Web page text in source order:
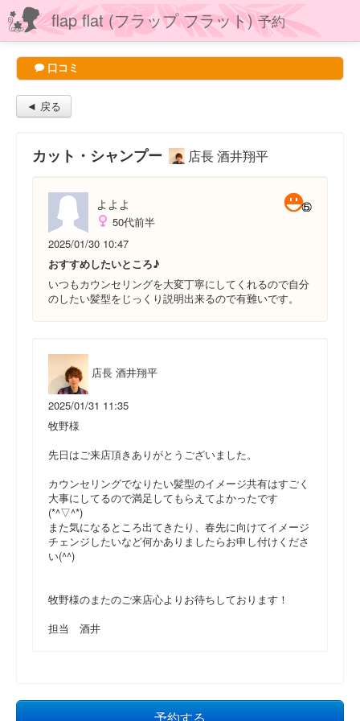
flap flat (フラップ フラット)予約
口コミ
◄ 戻る
カット・シャンプー 店長 酒井翔平
よよよ
50代前半
2025/01/30 10:47
おすすめしたいところ♪
いつもカウンセリングを大変丁寧にしてくれるので自分
のしたい髪型をじっくり説明出来るので有難いです。
店長 酒井翔平
2025/01/31 11:35
牧野様
先日はご来店頂きありがとうございました。
カウンセリングでなりたい髪型のイメージ共有はすごく
大事にしてるので満足してもらえてよかったです
(*^▽^*)
また気になるところ出てきたり、春先に向けてイメージ
チェンジしたいなど何かありましたらお申し付けくださ
い(^^)
牧野様のまたのご来店心よりお待ちしております！
担当 酒井
予約する